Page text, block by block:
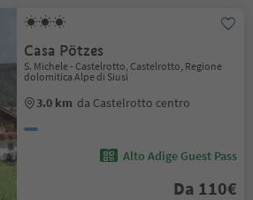
Casa Pötzes
S. Michele - Castelrotto, Castelrotto, Regione
dolomitica Alpe di Siusi
3.0 km da Castelrotto centro
Alto Adige Guest Pass
Da 110€